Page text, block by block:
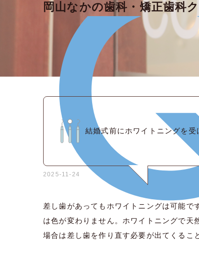
岡山なかの歯科・矯正歯科
結婚式前にホワイトニングを
2025-11-24
差し歯があってもホワイトニングは可能で
は色が変わりません。ホワイトニングで天
場合は差し歯を作り直す必要が出てくるこ